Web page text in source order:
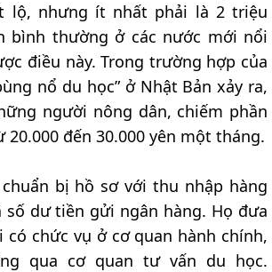
lộ, nhưng ít nhất phải là 2 triệu
bình thường ở các nước mới nổi
điều này. Trong trường hợp của
nổ du học” ở Nhật Bản xảy ra,
người nông dân, chiếm phần
20.000 đến 30.000 yên một tháng.
bị hồ sơ với thu nhập hàng
số dư tiền gửi ngân hàng. Họ đưa
chức vụ ở cơ quan hành chính,
qua cơ quan tư vấn du học.